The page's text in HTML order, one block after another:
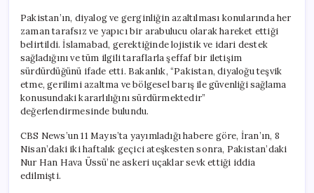
Pakistan’ın, diyalog ve gerginliğin azaltılması konularında her
zaman tarafsız ve yapıcı bir arabulucu olarak hareket ettiği
belirtildi. İslamabad, gerektiğinde lojistik ve idari destek
sağladığını ve tüm ilgili taraflarla şeffaf bir iletişim
sürdürdüğünü ifade etti. Bakanlık, “Pakistan, diyaloğu teşvik
etme, gerilimi azaltma ve bölgesel barış ile güvenliği sağlama
konusundaki kararlılığını sürdürmektedir”
değerlendirmesinde bulundu.
CBS News’un 11 Mayıs’ta yayımladığı habere göre, İran’ın, 8
Nisan’daki iki haftalık geçici ateşkesten sonra, Pakistan’daki
Nur Han Hava Üssü’ne askeri uçaklar sevk ettiği iddia
edilmişti.